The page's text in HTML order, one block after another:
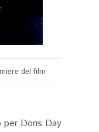
del film
per Doris Day